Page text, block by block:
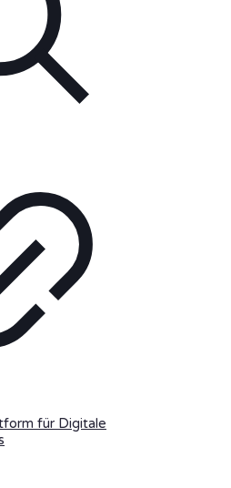
für Digitale